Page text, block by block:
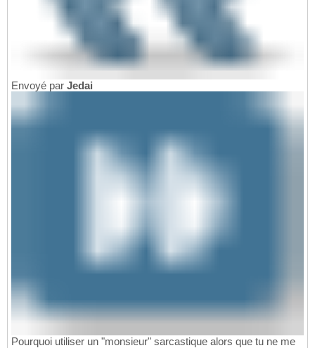
Envoyé par Jedai
Pourquoi utiliser un "monsieur" sarcastique alors que tu ne me